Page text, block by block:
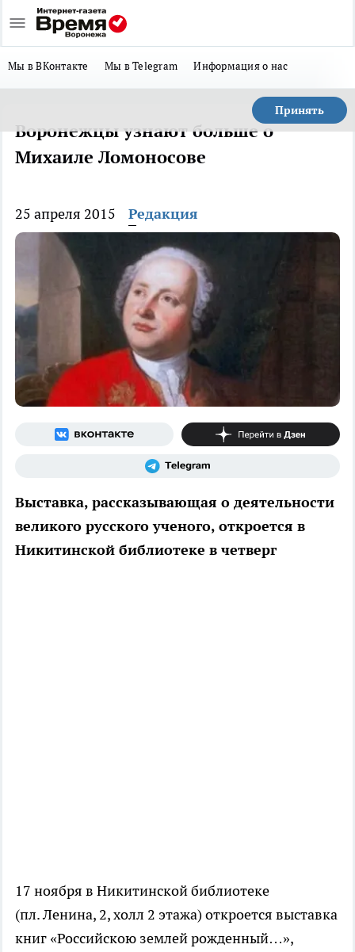
Мы в ВКонтакте Мы в Telegram Информация о нас
Принять
Воронежцы узнают больше о
Михаиле Ломоносове
25 апреля 2015 Редакция
Выставка, рассказывающая о деятельности
великого русского ученого, откроется в
Никитинской библиотеке в четверг
17 ноября в Никитинской библиотеке
(пл. Ленина, 2, холл 2 этажа) откроется выставка
книг «Российскою землей рожденный…»,